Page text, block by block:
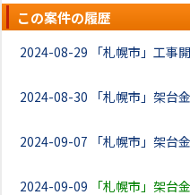
この案件の履歴
2024-08-29 「札幌市」工事
2024-08-30 「札幌市」架台
2024-09-07 「札幌市」架台
2024-09-09 「札幌市」架台